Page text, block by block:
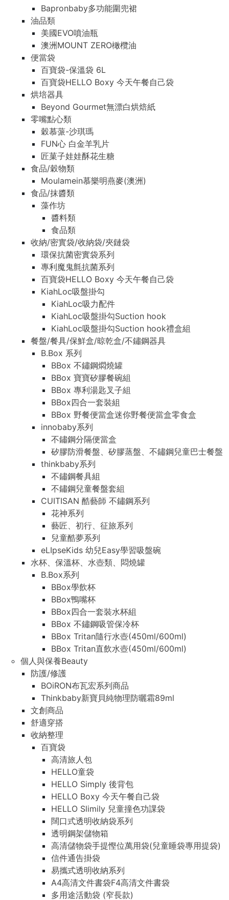
Bapronbaby多功能圍兜裙
油品類
美國EVO噴油瓶
澳洲MOUNT ZERO橄欖油
便當袋
百寶袋-保溫袋 6L
百寶袋HELLO Boxy 今天午餐自己袋
烘培器具
Beyond Gourmet無漂白烘焙紙
零嘴點心類
穀慕蒎-沙琪瑪
FUN心 白金羊乳片
匠菓子娃娃酥花生糖
食品/穀物類
Moulamein慕樂明燕麥(澳洲)
食品/抹醬類
藻作坊
醬料類
食品類
收納/密實袋/收納袋/夾鏈袋
環保抗菌密實袋系列
專利魔鬼氈抗菌系列
百寶袋HELLO Boxy 今天午餐自己袋
KiahLoc吸盤掛勾
KiahLoc吸力配件
KiahLoc吸盤掛勾Suction hook
KiahLoc吸盤掛勾Suction hook禮盒組
餐盤/餐具/保鮮盒/晾乾盒/不鏽鋼器具
B.Box 系列
BBox 不鏽鋼燜燒罐
BBox 寶寶矽膠餐碗組
BBox 專利湯匙叉子組
BBox四合一套裝組
BBox 野餐便當盒迷你野餐便當盒零食盒
innobaby系列
不鏽鋼分隔便當盒
矽膠防滑餐盤、矽膠蒸盤、不鏽鋼兒童巴士餐盤
thinkbaby系列
不鏽鋼餐具組
不鏽鋼兒童餐盤套組
CUITISAN 酷藝師 不鏽鋼系列
花神系列
藝匠、初行、征旅系列
兒童酷夢系列
eLIpseKids 幼兒Easy學習吸盤碗
水杯、保溫杯、水壺類、悶燒罐
B.Box系列
BBox學飲杯
BBox鴨嘴杯
BBox四合一套裝水杯組
BBox 不鏽鋼吸管保冷杯
BBox Tritan隨行水壺(450ml/600ml)
BBox Tritan直飲水壺(450ml/600ml)
個人與保養Beauty
防護/修護
BOiRON布瓦宏系列商品
Thinkbaby新寶貝純物理防曬霜89ml
文創商品
舒適穿搭
收納整理
百寶袋
高清旅人包
HELLO童袋
HELLO Simply 後背包
HELLO Boxy 今天午餐自己袋
HELLO Slimily 兒童撞色功課袋
闊口式透明收納袋系列
透明鋼架儲物箱
高清儲物袋手提慳位萬用袋(兒童睡袋專用提袋)
信件通告掛袋
易攜式透明收納系列
A4高清文件書袋F4高清文件書袋
多用途活動袋 (窄長款)